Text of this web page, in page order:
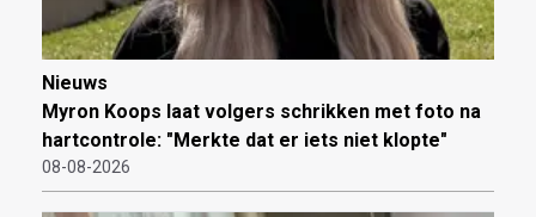
Nieuws
Myron Koops laat volgers schrikken met foto na
hartcontrole: "Merkte dat er iets niet klopte"
08-08-2026